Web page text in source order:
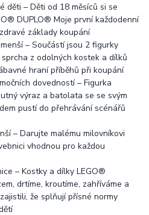
děti – Děti od 18 měsíců si se
DUPLO® Moje první každodenní
základy koupání
– Součástí jsou 2 figurky
z odolných kostek a dílků
hraní příběhů při koupání
dovedností – Figurka
výraz a batolata se se svým
pustí do přehrávání scénářů
– Darujte malému milovníkovi
vhodnou pro každou
– Kostky a dílky LEGO®
drtíme, kroutíme, zahříváme a
že splňují přísné normy